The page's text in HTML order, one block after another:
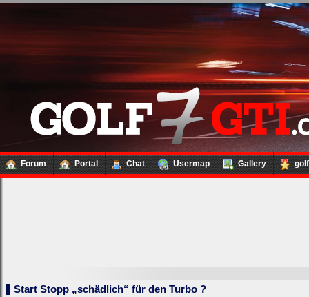
Forum Portal Chat Usermap Gallery
Start Stopp „schädlich“ für den Turbo ?